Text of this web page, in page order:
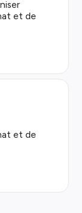
et de
et de